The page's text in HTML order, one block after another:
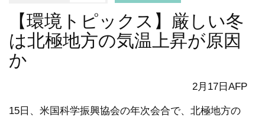
【環境トピックス】厳しい冬
は北極地方の気温上昇が原因
か
2月17日AFP
15日、米国科学振興協会の年次会合で、北極地方の